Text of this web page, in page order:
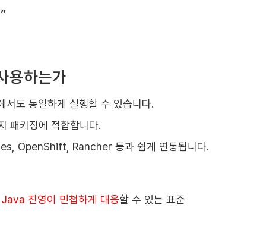
용하는가
서도 동일하게 실행할 수 있습니다.
패키징에 적합합니다.
OpenShift, Rancher 등과 쉽게 연동됩니다.
진영이 민첩하게 대응할 수 있는 표준